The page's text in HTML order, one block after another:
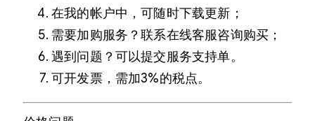
在我的帐户中，可随时下载更新；
需要加购服务？联系在线客服咨询购买；
遇到问题？可以提交服务支持单。
可开发票，需加3%的税点。